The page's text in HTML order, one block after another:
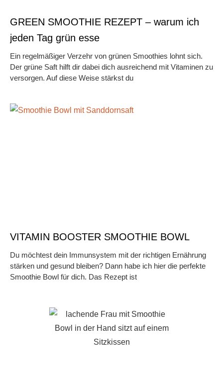
GREEN SMOOTHIE REZEPT – warum ich
jeden Tag grün esse
Ein regelmäßiger Verzehr von grünen Smoothies lohnt sich.
Der grüne Saft hilft dir dabei dich ausreichend mit Vitaminen zu
versorgen. Auf diese Weise stärkst du
VITAMIN BOOSTER SMOOTHIE BOWL
Du möchtest dein Immunsystem mit der richtigen Ernährung
stärken und gesund bleiben? Dann habe ich hier die perfekte
Smoothie Bowl für dich. Das Rezept ist